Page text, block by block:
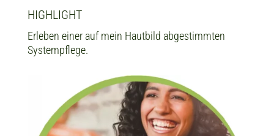
HIGHLIGHT
Erleben einer auf mein Hautbild abgestimmten
Systempflege.